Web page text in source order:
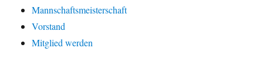
Mannschaftsmeisterschaft
Vorstand
Mitglied werden